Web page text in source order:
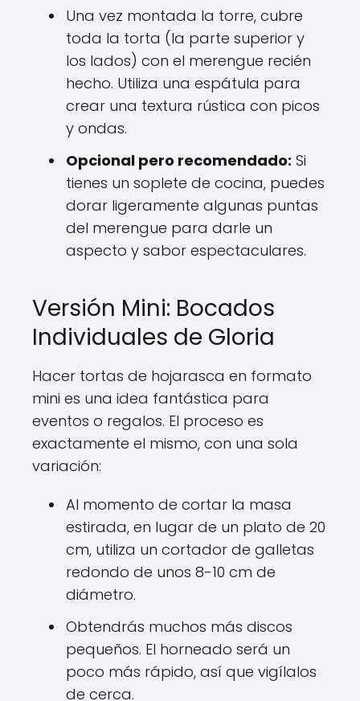
Una vez montada la torre, cubre
toda la torta (la parte superior y
los lados) con el merengue recién
hecho. Utiliza una espátula para
crear una textura rústica con picos
y ondas.
Opcional pero recomendado: Si
tienes un soplete de cocina, puedes
dorar ligeramente algunas puntas
del merengue para darle un
aspecto y sabor espectaculares.
Versión Mini: Bocados
Individuales de Gloria
Hacer tortas de hojarasca en formato
mini es una idea fantástica para
eventos o regalos. El proceso es
exactamente el mismo, con una sola
variación:
Al momento de cortar la masa
estirada, en lugar de un plato de 20
cm, utiliza un cortador de galletas
redondo de unos 8-10 cm de
diámetro.
Obtendrás muchos más discos
pequeños. El horneado será un
poco más rápido, así que vigílalos
de cerca.